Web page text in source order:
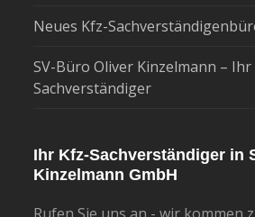
Neues Kfz-
SV-Büro Oliver Kinzelmann – Ihr
Sachverständiger
Ihr Kfz-Sachverständiger in
Kinzelmann GmbH